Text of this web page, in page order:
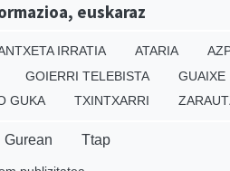
euskaraz
IRRATIA ATARIA
GOIERRI TELEBISTA
GUAIXE
GUKA TXINTXARRI
Gurean Ttap